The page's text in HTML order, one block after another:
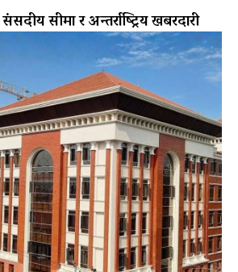
सीमा र अन्तर्राष्ट्रिय खबरदारी